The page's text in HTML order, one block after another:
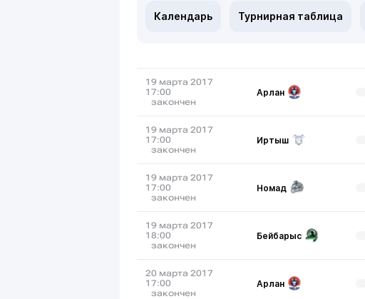
Календарь Турнирная таблица
19 марта 2017
17:00
закончен
Арлан
19 марта 2017
17:00
закончен
Иртыш
19 марта 2017
17:00
закончен
Номад
19 марта 2017
18:00
закончен
Бейбарыс
20 марта 2017
17:00
закончен
Арлан